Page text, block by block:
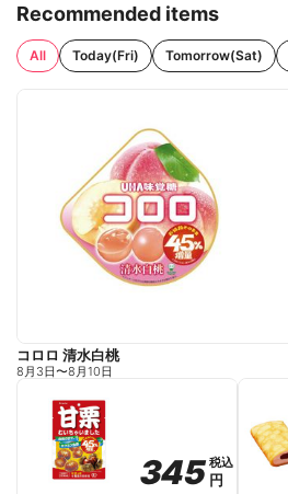
Recommended items
All Today(Fri) Tomorrow(Sat)
コロロ 清水白桃
8月3日〜8月10日
345
345税込
税込
円
円